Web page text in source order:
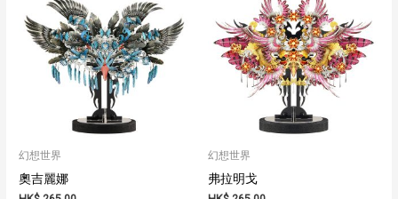
幻想世界
奧吉麗娜
幻想世界
弗拉明戈